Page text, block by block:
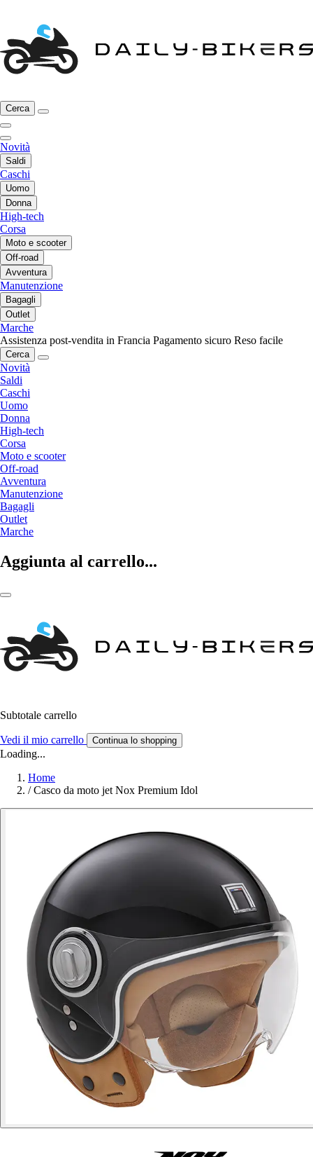
Cerca
Novità
Saldi
Caschi
Uomo
Donna
High-tech
Corsa
Moto e scooter
Off-road
Avventura
Manutenzione
Bagagli
Outlet
Marche
Assistenza post-vendita in Francia Pagamento sicuro Reso facile
Cerca
Novità
Saldi
Caschi
Uomo
Donna
High-tech
Corsa
Moto e scooter
Off-road
Avventura
Manutenzione
Bagagli
Outlet
Marche
Aggiunta al carrello...
Subtotale carrello
Vedi il mio carrello Continua lo shopping
Loading...
Home
/ Casco da moto jet Nox Premium Idol